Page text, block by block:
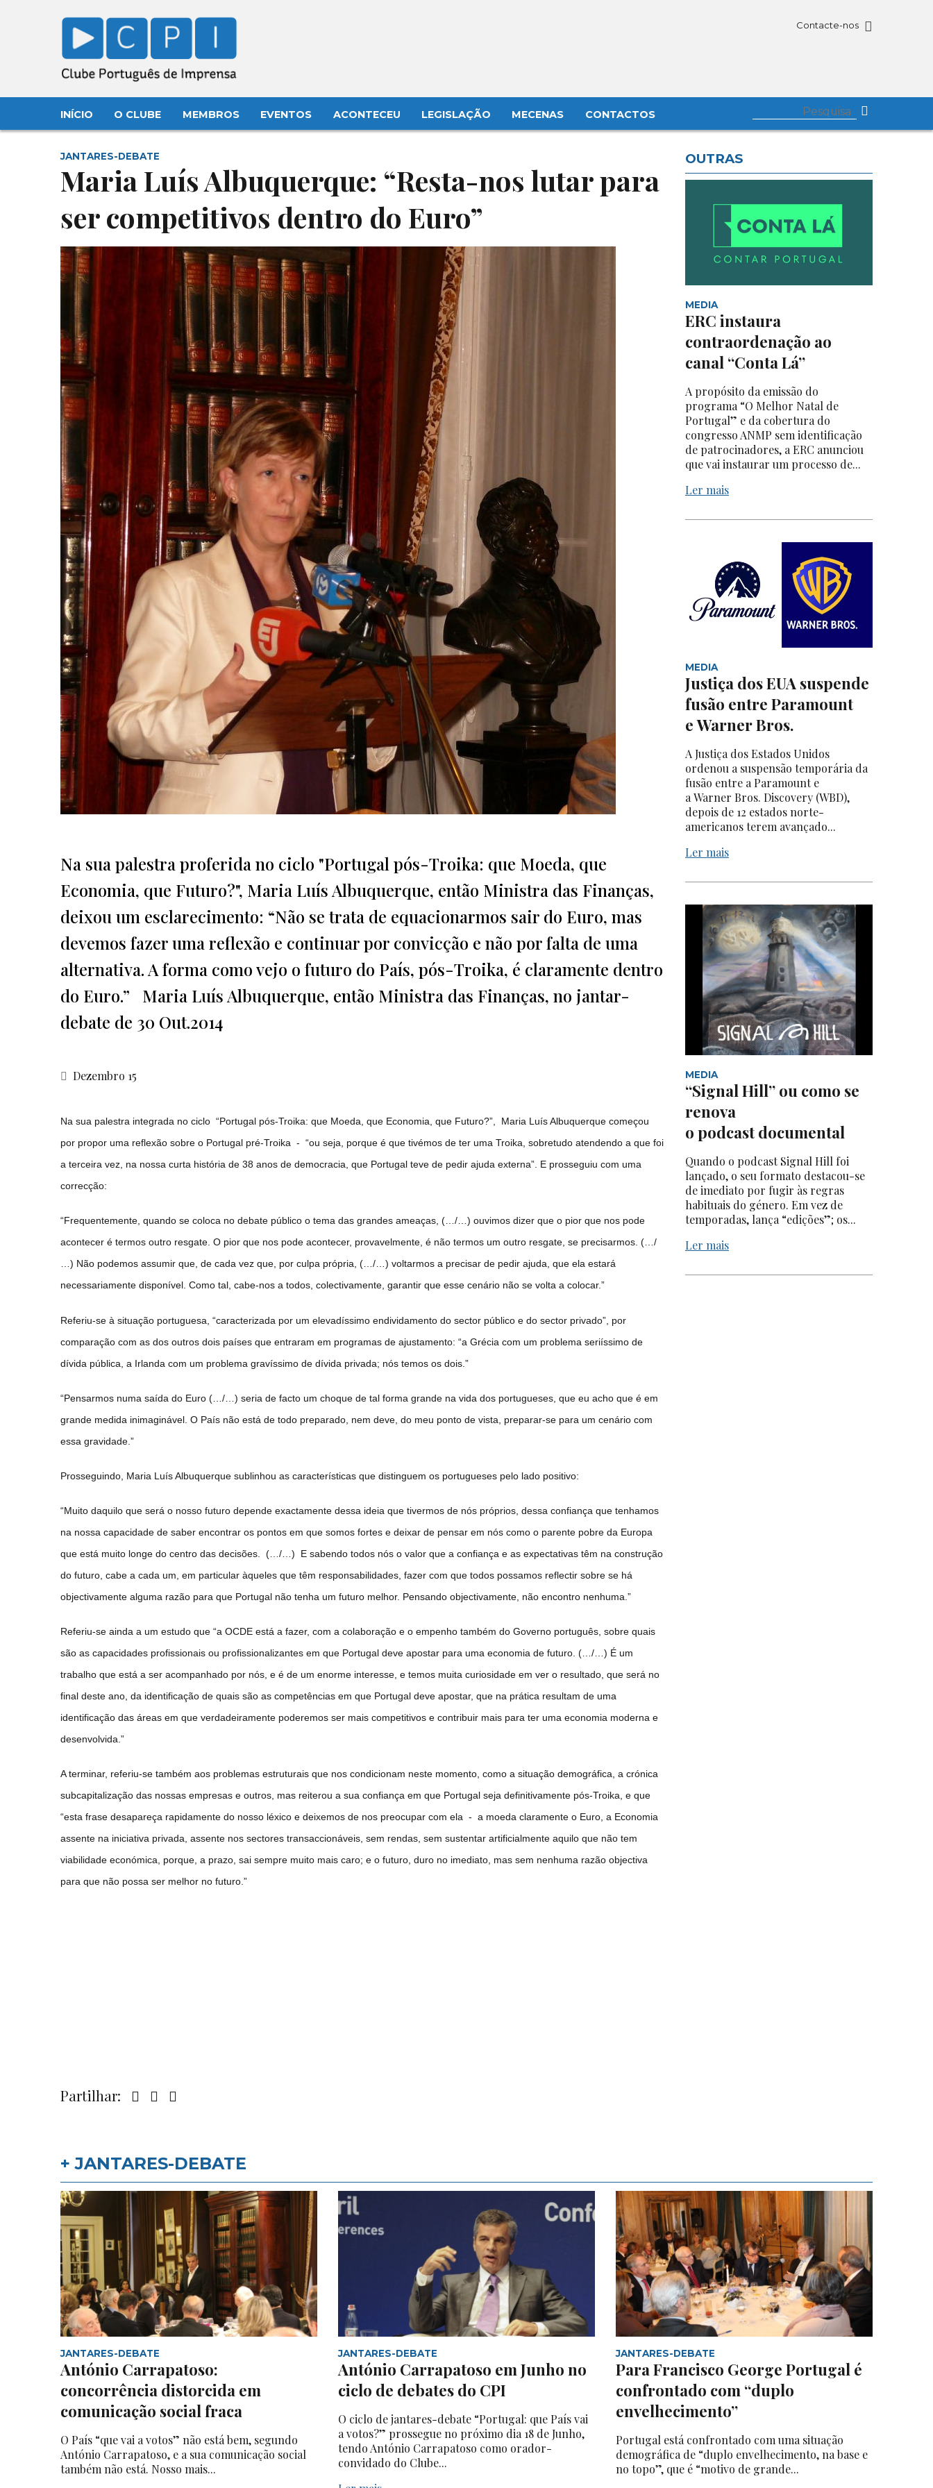
Contacte-nos
INÍCIO O CLUBE MEMBROS EVENTOS ACONTECEU LEGISLAÇÃO MECENAS CONTACTOS
JANTARES-DEBATE
Maria Luís Albuquerque: “Resta-nos lutar para
ser competitivos dentro do Euro”
Na sua palestra proferida no ciclo "Portugal pós-Troika: que Moeda, que
Economia, que Futuro?", Maria Luís Albuquerque, então Ministra das Finanças,
deixou um esclarecimento: “Não se trata de equacionarmos sair do Euro, mas
devemos fazer uma reflexão e continuar por convicção e não por falta de uma
alternativa. A forma como vejo o futuro do País, pós-Troika, é claramente dentro
do Euro.” Maria Luís Albuquerque, então Ministra das Finanças, no jantar-
debate de 30 Out.2014
Dezembro 15
Na sua palestra integrada no ciclo “Portugal pós-Troika: que Moeda, que Economia, que Futuro?”, Maria Luís Albuquerque começou
por propor uma reflexão sobre o Portugal pré-Troika - “ou seja, porque é que tivémos de ter uma Troika, sobretudo atendendo a que foi
a terceira vez, na nossa curta história de 38 anos de democracia, que Portugal teve de pedir ajuda externa”. E prosseguiu com uma
correcção:
“Frequentemente, quando se coloca no debate público o tema das grandes ameaças, (…/…) ouvimos dizer que o pior que nos pode
acontecer é termos outro resgate. O pior que nos pode acontecer, provavelmente, é não termos um outro resgate, se precisarmos. (…/
…) Não podemos assumir que, de cada vez que, por culpa própria, (…/…) voltarmos a precisar de pedir ajuda, que ela estará
necessariamente disponível. Como tal, cabe-nos a todos, colectivamente, garantir que esse cenário não se volta a colocar.”
Referiu-se à situação portuguesa, “caracterizada por um elevadíssimo endividamento do sector público e do sector privado”, por
comparação com as dos outros dois países que entraram em programas de ajustamento: “a Grécia com um problema seriíssimo de
dívida pública, a Irlanda com um problema gravíssimo de dívida privada; nós temos os dois.”
“Pensarmos numa saída do Euro (…/…) seria de facto um choque de tal forma grande na vida dos portugueses, que eu acho que é em
grande medida inimaginável. O País não está de todo preparado, nem deve, do meu ponto de vista, preparar-se para um cenário com
essa gravidade.”
Prosseguindo, Maria Luís Albuquerque sublinhou as características que distinguem os portugueses pelo lado positivo:
“Muito daquilo que será o nosso futuro depende exactamente dessa ideia que tivermos de nós próprios, dessa confiança que tenhamos
na nossa capacidade de saber encontrar os pontos em que somos fortes e deixar de pensar em nós como o parente pobre da Europa
que está muito longe do centro das decisões. (…/…) E sabendo todos nós o valor que a confiança e as expectativas têm na construção
do futuro, cabe a cada um, em particular àqueles que têm responsabilidades, fazer com que todos possamos reflectir sobre se há
objectivamente alguma razão para que Portugal não tenha um futuro melhor. Pensando objectivamente, não encontro nenhuma.”
Referiu-se ainda a um estudo que “a OCDE está a fazer, com a colaboração e o empenho também do Governo português, sobre quais
são as capacidades profissionais ou profissionalizantes em que Portugal deve apostar para uma economia de futuro. (…/…) É um
trabalho que está a ser acompanhado por nós, e é de um enorme interesse, e temos muita curiosidade em ver o resultado, que será no
final deste ano, da identificação de quais são as competências em que Portugal deve apostar, que na prática resultam de uma
identificação das áreas em que verdadeiramente poderemos ser mais competitivos e contribuir mais para ter uma economia moderna e
desenvolvida.”
A terminar, referiu-se também aos problemas estruturais que nos condicionam neste momento, como a situação demográfica, a crónica
subcapitalização das nossas empresas e outros, mas reiterou a sua confiança em que Portugal seja definitivamente pós-Troika, e que
“esta frase desapareça rapidamente do nosso léxico e deixemos de nos preocupar com ela - a moeda claramente o Euro, a Economia
assente na iniciativa privada, assente nos sectores transaccionáveis, sem rendas, sem sustentar artificialmente aquilo que não tem
viabilidade económica, porque, a prazo, sai sempre muito mais caro; e o futuro, duro no imediato, mas sem nenhuma razão objectiva
para que não possa ser melhor no futuro.”
Partilhar:
OUTRAS
MEDIA
ERC instaura
contraordenação ao
canal “Conta Lá”
A propósito da emissão do
programa “O Melhor Natal de
Portugal” e da cobertura do
congresso ANMP sem identificação
de patrocinadores, a ERC anunciou
que vai instaurar um processo de...
Ler mais
MEDIA
Justiça dos EUA suspende
fusão entre Paramount
e Warner Bros.
A Justiça dos Estados Unidos
ordenou a suspensão temporária da
fusão entre a Paramount e
a Warner Bros. Discovery (WBD),
depois de 12 estados norte-
americanos terem avançado...
Ler mais
MEDIA
“Signal Hill” ou como se
renova
o podcast documental
Quando o podcast Signal Hill foi
lançado, o seu formato destacou-se
de imediato por fugir às regras
habituais do género. Em vez de
temporadas, lança “edições”; os...
Ler mais
+ JANTARES-DEBATE
JANTARES-DEBATE
António Carrapatoso:
concorrência distorcida em
comunicação social fraca
O País “que vai a votos” não está bem, segundo
António Carrapatoso, e a sua comunicação social
também não está. Nosso mais...
JANTARES-DEBATE
António Carrapatoso em Junho no
ciclo de debates do CPI
O ciclo de jantares-debate “Portugal: que País vai
a votos?” prossegue no próximo dia 18 de Junho,
tendo António Carrapatoso como orador-
convidado do Clube...
JANTARES-DEBATE
Para Francisco George Portugal é
confrontado com “duplo
envelhecimento”
Portugal está confrontado com uma situação
demográfica de “duplo envelhecimento, na base e
no topo”, que é “motivo de grande...